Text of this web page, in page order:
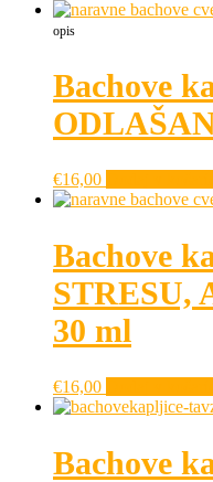
opis
Bachove
€16,00
Bachove
STRESU,
30 ml
€16,00
Bachove